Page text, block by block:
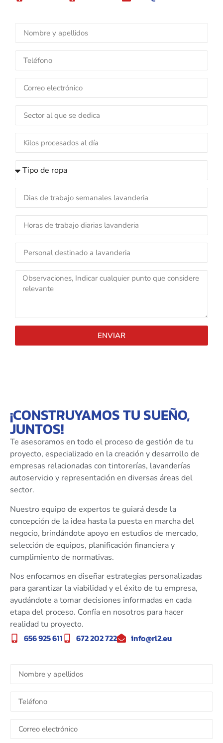
ENVIAR
¡CONSTRUYAMOS TU SUEÑO,
JUNTOS!
Te asesoramos en todo el proceso de gestión de tu
proyecto, especializado en la creación y desarrollo de
empresas relacionadas con tintorerías, lavanderías
autoservicio y representación en diversas áreas del
sector.
Nuestro equipo de expertos te guiará desde la
concepción de la idea hasta la puesta en marcha del
negocio, brindándote apoyo en estudios de mercado,
selección de equipos, planificación financiera y
cumplimiento de normativas.
Nos enfocamos en diseñar estrategias personalizadas
para garantizar la viabilidad y el éxito de tu empresa,
ayudándote a tomar decisiones informadas en cada
etapa del proceso. Confía en nosotros para hacer
realidad tu proyecto.
656 925 611 672 202 722 info@rl2.eu